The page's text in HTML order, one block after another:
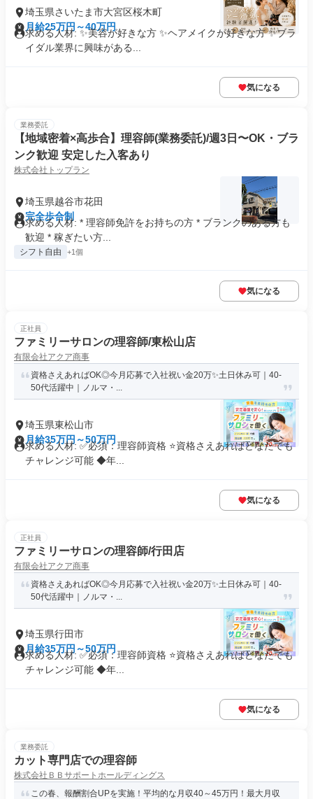
埼玉県さいたま市大宮区桜木町
月給25万円～40万円
求める人材: ✨美容が好きな方 ✨ヘアメイクが好きな方 ✨ブラ
イダル業界に興味がある...
気になる
業務委託
【地域密着×高歩合】理容師(業務委託)/週3日〜OK・ブラ
ンク歓迎 安定した入客あり
株式会社トップラン
埼玉県越谷市花田
完全歩合制
求める人材: * 理容師免許をお持ちの方 * ブランクのある方も
歓迎 * 稼ぎたい方...
シフト自由 +1個
気になる
正社員
ファミリーサロンの理容師/東松山店
有限会社アクア商事
資格さえあればOK◎今月応募で入社祝い金20万✨️土日休み可｜40-
50代活躍中｜ノルマ・...
埼玉県東松山市
月給35万円～50万円
求める人材: ✅必須：理容師資格 ⭐️資格さえあればどなたでも
チャレンジ可能 ◆年...
気になる
正社員
ファミリーサロンの理容師/行田店
有限会社アクア商事
資格さえあればOK◎今月応募で入社祝い金20万✨️土日休み可｜40-
50代活躍中｜ノルマ・...
埼玉県行田市
月給35万円～50万円
求める人材: ✅必須：理容師資格 ⭐️資格さえあればどなたでも
チャレンジ可能 ◆年...
気になる
業務委託
カット専門店での理容師
株式会社ＢＢサポートホールディングス
この春、報酬割合UPを実施！平均的な月収40～45万円！最大月収